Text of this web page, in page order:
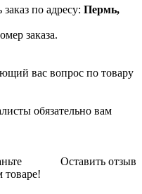
по адресу: Пермь,
заказа.
вас вопрос по товару
обязательно вам
Оставить отзыв
товаре!